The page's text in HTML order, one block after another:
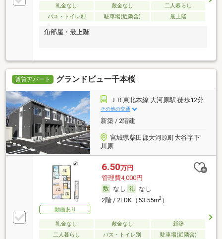
礼金なし 敷金なし
二人暮らし
バス・トイレ別
駐車場(近隣含) 最上階
角部屋・最上階
賃貸アパート グランドビュー千本桜
ＪＲ東北本線 大河原駅 徒歩12分
その他の交通
新築 / 2階建
宮城県柴田郡大河原町大谷字下
川原
動画あり
6.50万円
管理費4,000円
なし
なし
2階 / 2LDK（53.55m2）
礼金なし 敷金なし
新築
二人暮らし
バス・トイレ別 駐車場(近隣含)